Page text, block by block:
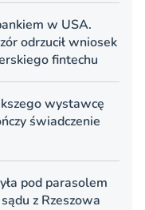
w USA.
odrzucił wniosek
fintechu
wystawcę
świadczenie
pod parasolem
z Rzeszowa